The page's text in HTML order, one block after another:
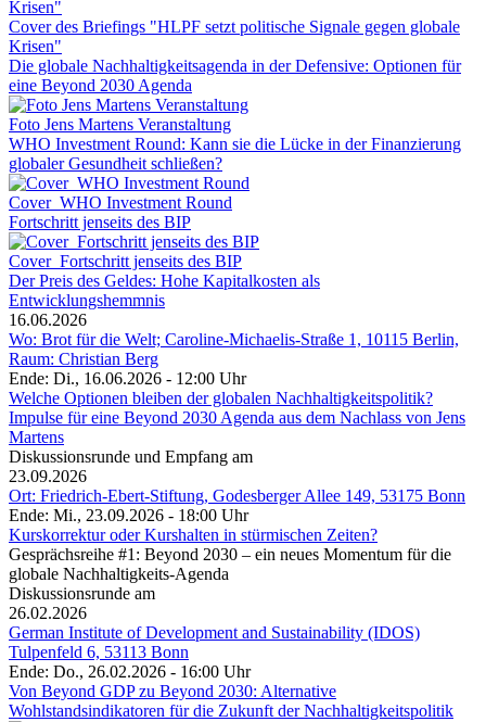
Cover des Briefings "HLPF setzt politische Signale gegen globale
Krisen"
Die globale Nachhaltigkeitsagenda in der Defensive: Optionen für
eine Beyond 2030 Agenda
Foto Jens Martens Veranstaltung
WHO Investment Round: Kann sie die Lücke in der Finanzierung
globaler Gesundheit schließen?
Cover_WHO Investment Round
Fortschritt jenseits des BIP
Cover_Fortschritt jenseits des BIP
Der Preis des Geldes: Hohe Kapitalkosten als
Entwicklungshemmnis
16.06.2026
Wo: Brot für die Welt; Caroline-Michaelis-Straße 1, 10115 Berlin,
Raum: Christian Berg
Ende: Di., 16.06.2026 - 12:00 Uhr
Welche Optionen bleiben der globalen Nachhaltigkeitspolitik?
Impulse für eine Beyond 2030 Agenda aus dem Nachlass von Jens
Martens
Diskussionsrunde und Empfang am
23.09.2026
Ort: Friedrich-Ebert-Stiftung, Godesberger Allee 149, 53175 Bonn
Ende: Mi., 23.09.2026 - 18:00 Uhr
Kurskorrektur oder Kurshalten in stürmischen Zeiten?
Gesprächsreihe #1: Beyond 2030 – ein neues Momentum für die
globale Nachhaltigkeits-Agenda
Diskussionsrunde am
26.02.2026
German Institute of Development and Sustainability (IDOS)
Tulpenfeld 6, 53113 Bonn
Ende: Do., 26.02.2026 - 16:00 Uhr
Von Beyond GDP zu Beyond 2030: Alternative
Wohlstandsindikatoren für die Zukunft der Nachhaltigkeitspolitik